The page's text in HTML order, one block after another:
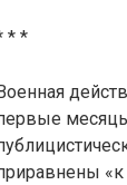
* *
«к